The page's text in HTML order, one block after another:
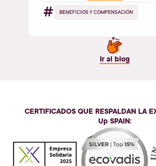
# BENEFICIOS Y COMPENSACIÓN
Ir al blog
CERTIFICADOS QUE RESPALDAN LA
Up SPAIN: